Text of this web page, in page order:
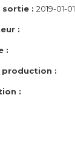
sortie : 2019-01-01
:
:
production :
: